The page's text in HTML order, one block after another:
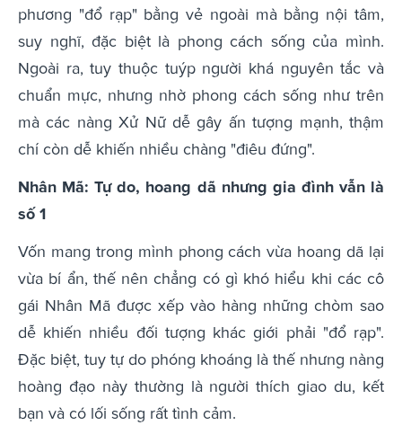
phương "đổ rạp" bằng vẻ ngoài mà bằng nội tâm,
suy nghĩ, đặc biệt là phong cách sống của mình.
Ngoài ra, tuy thuộc tuýp người khá nguyên tắc và
chuẩn mực, nhưng nhờ phong cách sống như trên
mà các nàng Xử Nữ dễ gây ấn tượng mạnh, thậm
chí còn dễ khiến nhiều chàng "điêu đứng".
Nhân Mã: Tự do, hoang dã nhưng gia đình vẫn là
số 1
Vốn mang trong mình phong cách vừa hoang dã lại
vừa bí ẩn, thế nên chẳng có gì khó hiểu khi các cô
gái Nhân Mã được xếp vào hàng những chòm sao
dễ khiến nhiều đối tượng khác giới phải "đổ rạp".
Đặc biệt, tuy tự do phóng khoáng là thế nhưng nàng
hoàng đạo này thường là người thích giao du, kết
bạn và có lối sống rất tình cảm.